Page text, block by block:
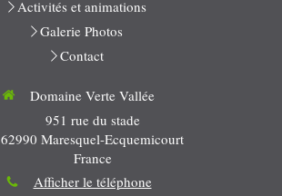
Activités et animations
Galerie Photos
Contact
Domaine Verte Vallée
951 rue du stade
62990 Maresquel-Ecquemicourt
France
Afficher le téléphone